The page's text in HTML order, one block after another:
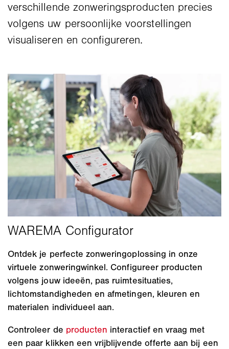
verschillende zonweringsproducten precies
volgens uw persoonlijke voorstellingen
visualiseren en configureren.
Ontdek je perfecte zonweringoplossing in onze
virtuele zonweringwinkel. Configureer producten
volgens jouw ideeën, pas ruimtesituaties,
lichtomstandigheden en afmetingen, kleuren en
materialen individueel aan.
Controleer de producten interactief en vraag met
een paar klikken een vrijblijvende offerte aan bij een